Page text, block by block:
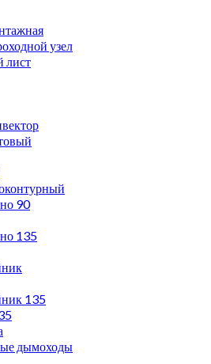
узел
лист
90
135
135
дымоходы